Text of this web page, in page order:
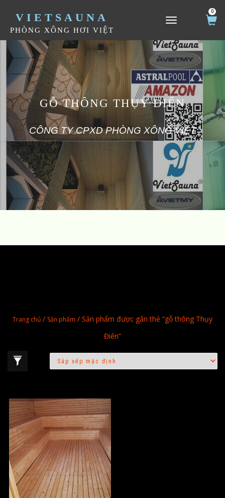
VIETSAUNA
PHÒNG XÔNG HƠI VIỆT
TOGGLE NAVIGATION
0
GỖ THÔNG THỤY ĐIỂN
CÔNG TY CPXD PHÒNG XÔNG VIỆT
Trang chủ / Sản phẩm / Sản phẩm được gắn thẻ “gỗ thông Thụy
Điển”